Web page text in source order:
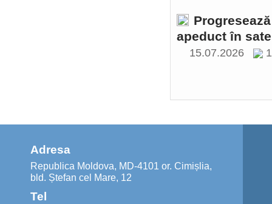
apeduct în
15.07.2026
Adresa
Republica Moldova, MD-4101 or. Cimișlia,
bld. Ștefan cel Mare, 12
Tel